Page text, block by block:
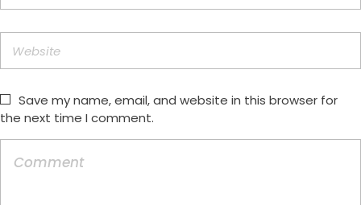
Save my name, email, and website in this browser for
the next time I comment.